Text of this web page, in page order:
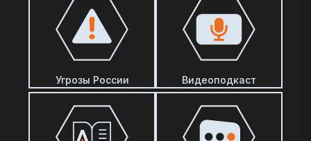
Угрозы России Видеоподкаст